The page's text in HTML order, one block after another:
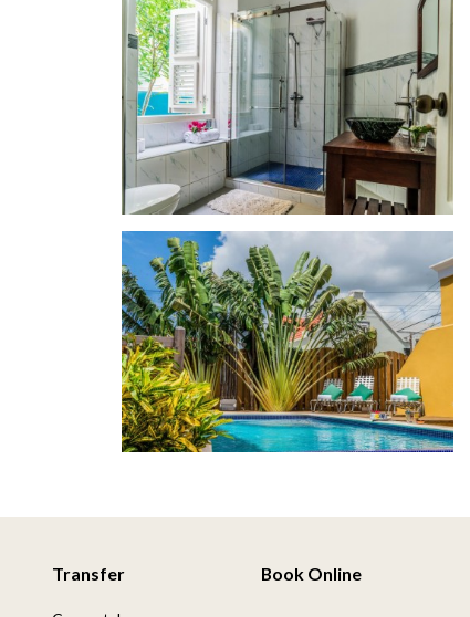
Transfer Book Online